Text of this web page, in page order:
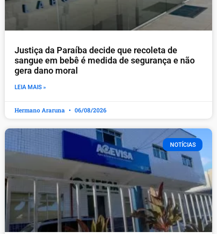
Justiça da Paraíba decide que recoleta de
sangue em bebê é medida de segurança e não
gera dano moral
LEIA MAIS »
Hermano Araruna 06/08/2026
NOTÍCIAS